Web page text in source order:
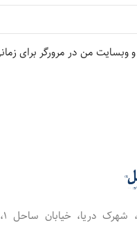
و وبسایت من در مرورگر برای